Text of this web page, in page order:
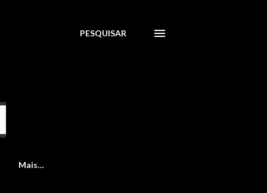
PESQUISAR
Mais…